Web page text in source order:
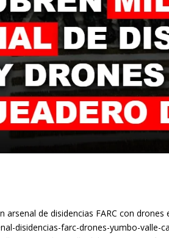
arsenal de disidencias FARC con drones
disidencias-farc-drones-yumbo-valle-